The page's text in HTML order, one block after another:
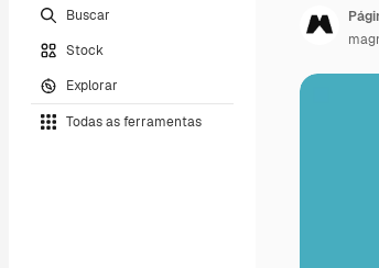
Buscar
Stock
Explorar
Todas as ferramentas